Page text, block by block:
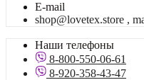
E-mail
shop@lovetex.store ,
Наши телефоны
8-800-550-06-61
8-920-358-43-47